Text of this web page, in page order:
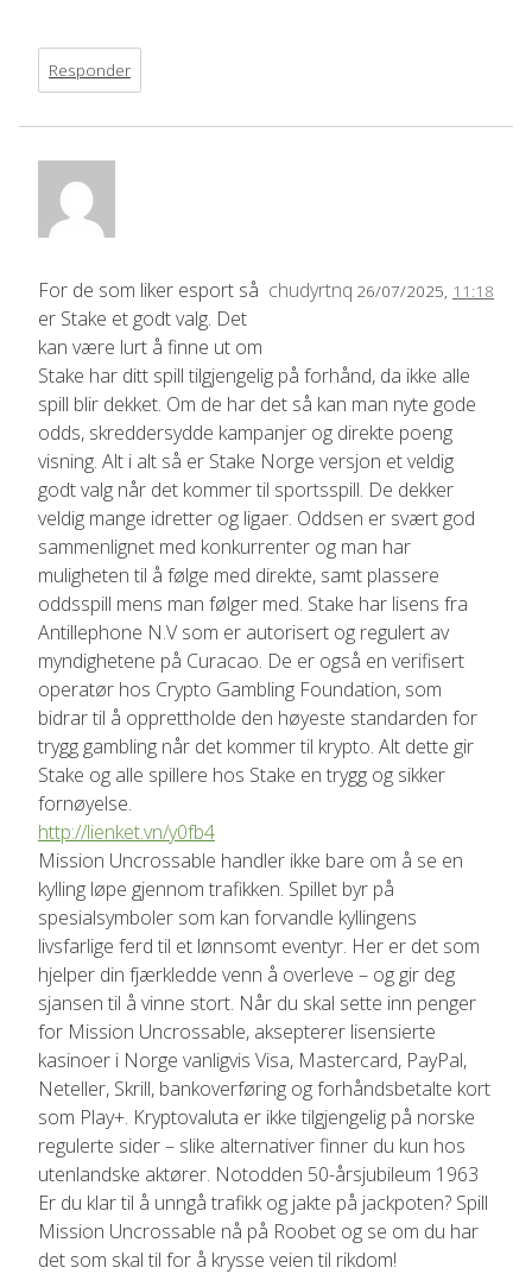
Responder
chudyrtnq 26/07/2025, 11:18
For de som liker esport så
er Stake et godt valg. Det
kan være lurt å finne ut om
Stake har ditt spill tilgjengelig på forhånd, da ikke alle
spill blir dekket. Om de har det så kan man nyte gode
odds, skreddersydde kampanjer og direkte poeng
visning. Alt i alt så er Stake Norge versjon et veldig
godt valg når det kommer til sportsspill. De dekker
veldig mange idretter og ligaer. Oddsen er svært god
sammenlignet med konkurrenter og man har
muligheten til å følge med direkte, samt plassere
oddsspill mens man følger med. Stake har lisens fra
Antillephone N.V som er autorisert og regulert av
myndighetene på Curacao. De er også en verifisert
operatør hos Crypto Gambling Foundation, som
bidrar til å opprettholde den høyeste standarden for
trygg gambling når det kommer til krypto. Alt dette gir
Stake og alle spillere hos Stake en trygg og sikker
fornøyelse.
http://lienket.vn/y0fb4
Mission Uncrossable handler ikke bare om å se en
kylling løpe gjennom trafikken. Spillet byr på
spesialsymboler som kan forvandle kyllingens
livsfarlige ferd til et lønnsomt eventyr. Her er det som
hjelper din fjærkledde venn å overleve – og gir deg
sjansen til å vinne stort. Når du skal sette inn penger
for Mission Uncrossable, aksepterer lisensierte
kasinoer i Norge vanligvis Visa, Mastercard, PayPal,
Neteller, Skrill, bankoverføring og forhåndsbetalte kort
som Play+. Kryptovaluta er ikke tilgjengelig på norske
regulerte sider – slike alternativer finner du kun hos
utenlandske aktører. Notodden 50-årsjubileum 1963
Er du klar til å unngå trafikk og jakte på jackpoten? Spill
Mission Uncrossable nå på Roobet og se om du har
det som skal til for å krysse veien til rikdom!